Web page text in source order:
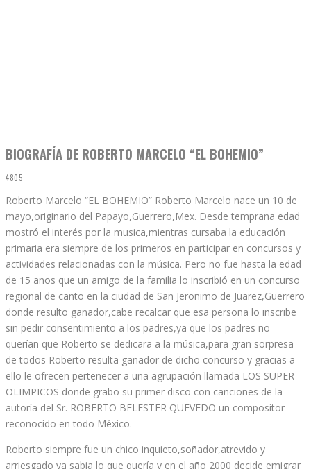
BIOGRAFÍA DE ROBERTO MARCELO “EL BOHEMIO”
4805
Roberto Marcelo “EL BOHEMIO” Roberto Marcelo nace un 10 de
mayo,originario del Papayo,Guerrero,Mex. Desde temprana edad
mostró el interés por la musica,mientras cursaba la educación
primaria era siempre de los primeros en participar en concursos y
actividades relacionadas con la música. Pero no fue hasta la edad
de 15 anos que un amigo de la familia lo inscribió en un concurso
regional de canto en la ciudad de San Jeronimo de Juarez,Guerrero
donde resulto ganador,cabe recalcar que esa persona lo inscribe
sin pedir consentimiento a los padres,ya que los padres no
querían que Roberto se dedicara a la música,para gran sorpresa
de todos Roberto resulta ganador de dicho concurso y gracias a
ello le ofrecen pertenecer a una agrupación llamada LOS SUPER
OLIMPICOS donde grabo su primer disco con canciones de la
autoría del Sr. ROBERTO BELESTER QUEVEDO un compositor
reconocido en todo México.
Roberto siempre fue un chico inquieto,soñador,atrevido y
arriesgado ya sabia lo que quería y en el año 2000 decide emigrar